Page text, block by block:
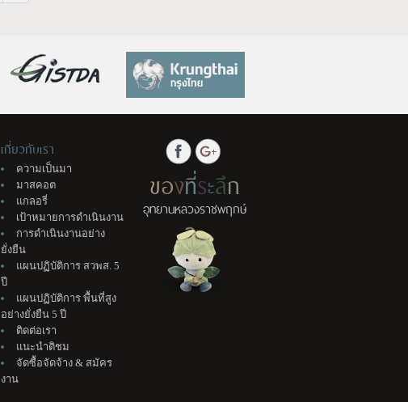
เกี่ยวกับเรา
ความเป็นมา
มาสคอต
แกลอรี่
เป้าหมายการดำเนินงาน
การดำเนินงานอย่าง
ยั่งยืน
แผนปฏิบัติการ สวพส. 5
ปี
แผนปฏิบัติการ พื้นที่สูง
อย่างยั่งยืน 5 ปี
ติดต่อเรา
แนะนำติชม
จัดซื้อจัดจ้าง & สมัคร
งาน
ของที่ระลึก
อุทยานหลวงราชพฤกษ์